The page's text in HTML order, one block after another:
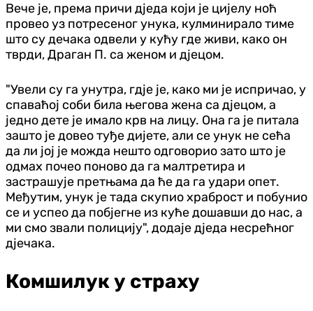
Вече је, према причи дједа који је цијелу ноћ
провео уз потресеног унука, кулминирало тиме
што су дечака одвели у кућу где живи, како он
тврди, Драган П. са женом и дјецом.
"Увели су га унутра, гдје је, како ми је испричао, у
спаваћој соби била његова жена са дјецом, а
једно дете је имало крв на лицу. Она га је питала
зашто је довео туђе дијете, али се унук не сећа
да ли јој је можда нешто одговорио зато што је
одмах почео поново да га малтретира и
застрашује претњама да ће да га удари опет.
Међутим, унук је тада скупио храброст и побунио
се и успео да побјегне из куће дошавши до нас, а
ми смо звали полицију", додаје дједа несрећног
дјечака.
Комшилук у страху